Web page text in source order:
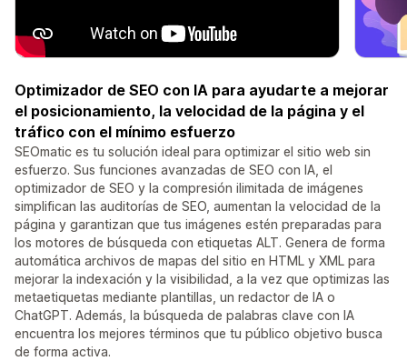
Optimizador de SEO con IA para ayudarte a mejorar
el posicionamiento, la velocidad de la página y el
tráfico con el mínimo esfuerzo
SEOmatic es tu solución ideal para optimizar el sitio web sin
esfuerzo. Sus funciones avanzadas de SEO con IA, el
optimizador de SEO y la compresión ilimitada de imágenes
simplifican las auditorías de SEO, aumentan la velocidad de la
página y garantizan que tus imágenes estén preparadas para
los motores de búsqueda con etiquetas ALT. Genera de forma
automática archivos de mapas del sitio en HTML y XML para
mejorar la indexación y la visibilidad, a la vez que optimizas las
metaetiquetas mediante plantillas, un redactor de IA o
ChatGPT. Además, la búsqueda de palabras clave con IA
encuentra los mejores términos que tu público objetivo busca
de forma activa.